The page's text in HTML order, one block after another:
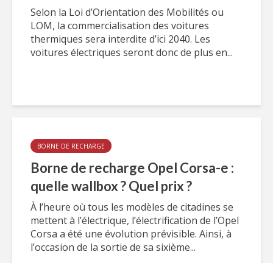
Selon la Loi d’Orientation des Mobilités ou
LOM, la commercialisation des voitures
thermiques sera interdite d’ici 2040. Les
voitures électriques seront donc de plus en...
BORNE DE RECHARGE
Borne de recharge Opel Corsa-e :
quelle wallbox ? Quel prix ?
À l’heure où tous les modèles de citadines se
mettent à l’électrique, l’électrification de l’Opel
Corsa a été une évolution prévisible. Ainsi, à
l’occasion de la sortie de sa sixième...